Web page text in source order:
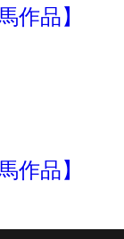
作品】
作品】